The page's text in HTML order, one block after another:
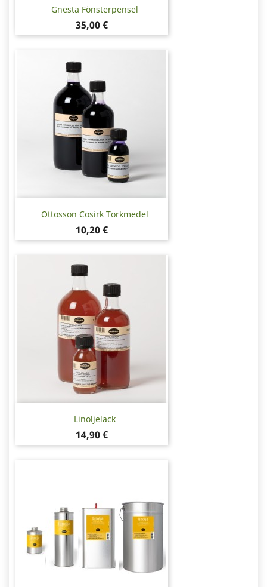
Gnesta Fönsterpensel
Pris
35,00 €
Ottosson Cosirk Torkmedel
Pris
10,20 €
Linoljelack
Pris
14,90 €